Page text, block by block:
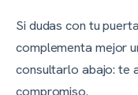
Si dudas con tu
complementa mejor
consultarlo abajo: te
compromiso.